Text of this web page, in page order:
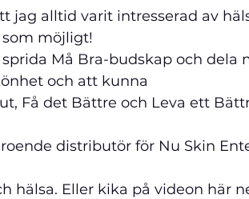
jag alltid varit intresserad av
Må så Bra som
Må Bra-budskap och dela
hälsa, skönhet och
Få det Bättre och Leva ett
distributör för Nu Skin
hälsa. Eller kika på videon här